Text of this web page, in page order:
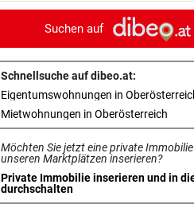
ohne Bergeinsatz
ERHÖHTE WERTE: vor
Der nächste Badesee muss
geschlossen werden
OBERÖSTERREICH vor 12
„Wer will mich?“: Diese
haben kein Zuhause
FEUERWEHR-AUSSTATTER
Suchen auf
Schnellsuche auf dibeo.at:
Eigentumswohnungen in
Mietwohnungen in Oberösterreich
Möchten Sie jetzt eine private
unseren Marktplätzen inserieren?
Private Immobilie inserieren und in
durchschalten
in neuem Tab öffnen